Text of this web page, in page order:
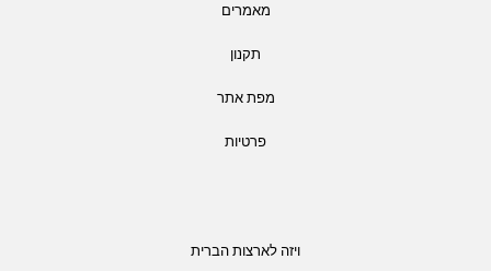
מאמרים
תקנון
מפת אתר
פרטיות
ויזה לארצות הברית